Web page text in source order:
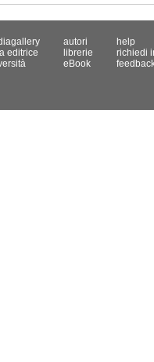
editrice
autori
librerie
eBook
help
richiedi